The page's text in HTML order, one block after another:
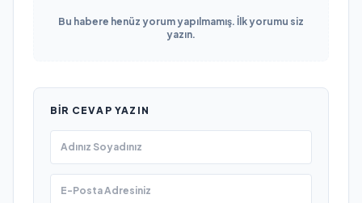
Bu habere henüz yorum yapılmamış. İlk yorumu siz
yazın.
BIR CEVAP YAZIN